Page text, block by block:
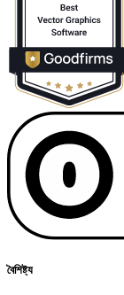
বৈশিষ্ট্য